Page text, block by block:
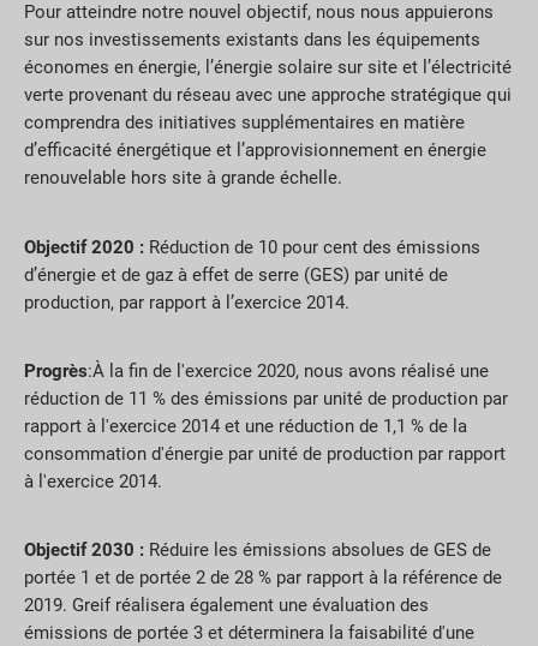
Pour atteindre notre nouvel objectif, nous nous appuierons
sur nos investissements existants dans les équipements
économes en énergie, l’énergie solaire sur site et l’électricité
verte provenant du réseau avec une approche stratégique qui
comprendra des initiatives supplémentaires en matière
d’efficacité énergétique et l’approvisionnement en énergie
renouvelable hors site à grande échelle.
Objectif 2020 : Réduction de 10 pour cent des émissions
d’énergie et de gaz à effet de serre (GES) par unité de
production, par rapport à l’exercice 2014.
Progrès:À la fin de l'exercice 2020, nous avons réalisé une
réduction de 11 % des émissions par unité de production par
rapport à l'exercice 2014 et une réduction de 1,1 % de la
consommation d'énergie par unité de production par rapport
à l'exercice 2014.
Objectif 2030 : Réduire les émissions absolues de GES de
portée 1 et de portée 2 de 28 % par rapport à la référence de
2019. Greif réalisera également une évaluation des
émissions de portée 3 et déterminera la faisabilité d'une